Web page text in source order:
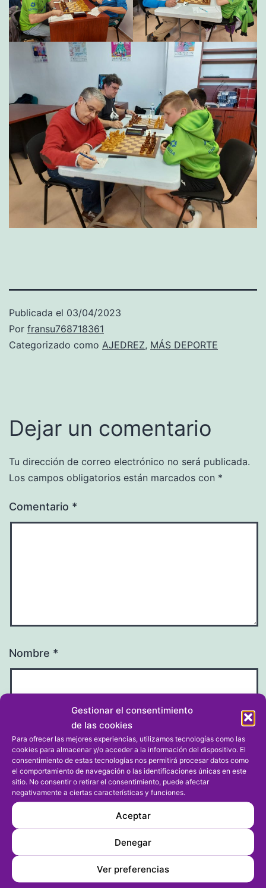
Gestionar el consentimiento
de las cookies
Para ofrecer las mejores experiencias, utilizamos tecnologías como las
cookies para almacenar y/o acceder a la información del dispositivo. El
consentimiento de estas tecnologías nos permitirá procesar datos como
el comportamiento de navegación o las identificaciones únicas en este
sitio. No consentir o retirar el consentimiento, puede afectar
negativamente a ciertas características y funciones.
Aceptar
Denegar
Ver preferencias
Publicada el 03/04/2023
Por fransu768718361
Categorizado como AJEDREZ, MÁS DEPORTE
Dejar un comentario
Tu dirección de correo electrónico no será publicada.
Los campos obligatorios están marcados con *
Comentario *
Nombre *
Correo electrónico*
Web